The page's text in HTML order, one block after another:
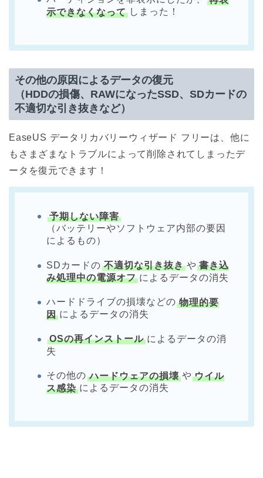
示できなくなって しまった！
その他の原因によるデータの復元
（HDDの損傷、RAWになったSSD、SDカードの
不適切な引き抜きなど）
EaseUS データリカバリーウィザード フリーは、他に
もさまざまなトラブルによって削除されてしまったデ
ータを復元できます！
予期しない障害
（バッテリーやソフトウェア内部の要因
によるもの）
SDカードの 不適切な引き抜き や 書き込
み処理中の電源オフ によるデータの消失
ハードドライブの損壊などの 物理的要
因 によるデータの消失
OSの再インストール によるデータの消
失
その他の ハードウェアの損壊 や ウイル
ス感染 によるデータの消失